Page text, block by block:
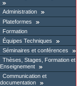
Administration
Plateformes
Formation
Équipes Techniques
Séminaires et conférences
Thèses, Stages, Formation et
Enseignement
Communication et
documentation